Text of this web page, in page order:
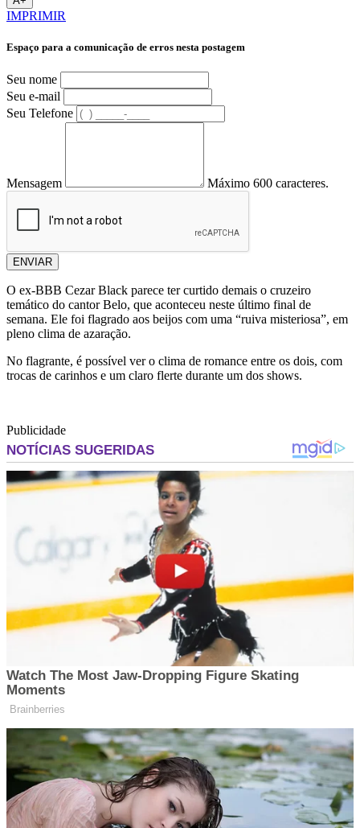
IMPRIMIR
Espaço para a comunicação de erros nesta postagem
Seu nome
Seu e-mail
Seu Telefone
Mensagem Máximo 600 caracteres.
ENVIAR
O ex-BBB Cezar Black parece ter curtido demais o cruzeiro
temático do cantor Belo, que aconteceu neste último final de
semana. Ele foi flagrado aos beijos com uma “ruiva misteriosa”, em
pleno clima de azaração.
No flagrante, é possível ver o clima de romance entre os dois, com
trocas de carinhos e um claro flerte durante um dos shows.
Publicidade